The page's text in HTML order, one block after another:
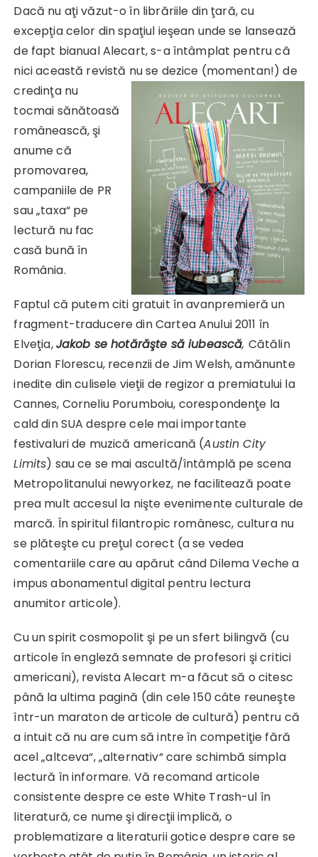
Dacă nu aţi văzut-o în librăriile din ţară, cu
excepţia celor din spaţiul ieşean unde se lansează
de fapt bianual Alecart, s-a întâmplat pentru că
nici această revistă nu se dezice (momentan!) de
credinţa nu
tocmai sănătoasă
românească, şi
anume că
promovarea,
campaniile de PR
sau „taxa“ pe
lectură nu fac
casă bună în
România.
Faptul că putem citi gratuit în avanpremieră un
fragment-traducere din Cartea Anului 2011 în
Elveţia,Jakob se hotărăşte să iubească, Cătălin
Dorian Florescu, recenzii de Jim Welsh, amănunte
inedite din culisele vieţii de regizor a premiatului la
Cannes, Corneliu Porumboiu, corespondenţe la
cald din SUA despre cele mai importante
festivaluri de muzică americană (Austin City
Limits) sau ce se mai ascultă/întâmplă pe scena
Metropolitanului newyorkez, ne facilitează poate
prea mult accesul la nişte evenimente culturale de
marcă. În spiritul filantropic românesc, cultura nu
se plăteşte cu preţul corect (a se vedea
comentariile care au apărut când Dilema Veche a
impus abonamentul digital pentru lectura
anumitor articole).
Cu un spirit cosmopolit şi pe un sfert bilingvă (cu
articole în engleză semnate de profesori şi critici
americani), revista Alecart m-a făcut să o citesc
până la ultima pagină (din cele 150 câte reuneşte
într-un maraton de articole de cultură) pentru că
a intuit că nu are cum să intre în competiţie fără
acel „altceva“, „alternativ“ care schimbă simpla
lectură în informare. Vă recomand articole
consistente despre ce este White Trash-ul în
literatură, ce nume şi direcţii implică, o
problematizare a literaturii gotice despre care se